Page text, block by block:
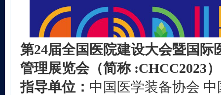
第24届全国医院建设大会暨国际
管理展览会（简称 :CHCC2023）
指导单位： 中国医学装备协会